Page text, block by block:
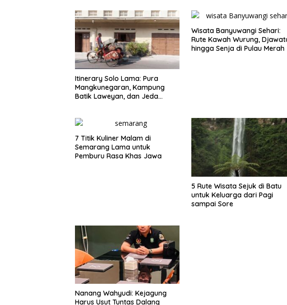
Itinerary Solo Lama: Pura
Mangkunegaran, Kampung
Batik Laweyan, dan Jeda
Wisata Banyuwangi Sehari:
Rute Kawah Wurung,
hingga Senja di Pulau Merah
7 Titik Kuliner Malam di
Semarang Lama untuk
Pemburu Rasa Khas Jawa
5 Rute Wisata Sejuk di Batu
untuk Keluarga dari Pagi
sampai Sore
Nanang Wahyudi: Kejagung
Harus Usut Tuntas Dalang